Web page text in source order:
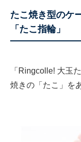
たこ焼き型のケ
「たこ指輪」
「Ringcolle! 大玉
焼きの「たこ」を